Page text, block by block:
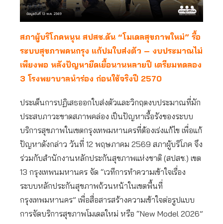
สภาผู้บริโภคหนุน สปสช.ดัน “โมเดลสุขภาพใหม่” รื้อ
ระบบสุขภาพคนกรุง แก้ปมใบส่งตัว – งบประมาณไม่
เพียงพอ หลังปัญหายืดเยื้อนานหลายปี เตรียมทดลอง
3 โรงพยาบาลนำร่อง ก่อนใช้จริงปี 2570
ประเด็นการปฏิเสธออกใบส่งตัวและวิกฤตงบประมาณที่มัก
ประสบภาวะขาดสภาพคล่อง เป็นปัญหาเรื้อรังของระบบ
บริการสุขภาพในเขตกรุงเทพมหานครที่ต้องเร่งแก้ไข เพื่อแก้
ปัญหาดังกล่าว วันที่ 12 พฤษภาคม 2569 สภาผู้บริโภค จึง
ร่วมกับสำนักงานหลักประกันสุขภาพแห่งชาติ (สปสช.) เขต
13 กรุงเทพนมหานคร จัด “เวทีการทำความเข้าใจเรื่อง
ระบบหลักประกันสุขภาพถ้วนหน้าในเขตพื้นที่
กรุงเทพมหานคร” เพื่อสื่อสารสร้างความเข้าใจต่อรูปแบบ
การจัดบริการสุขภาพโมเดลใหม่ หรือ “New Model 2026”